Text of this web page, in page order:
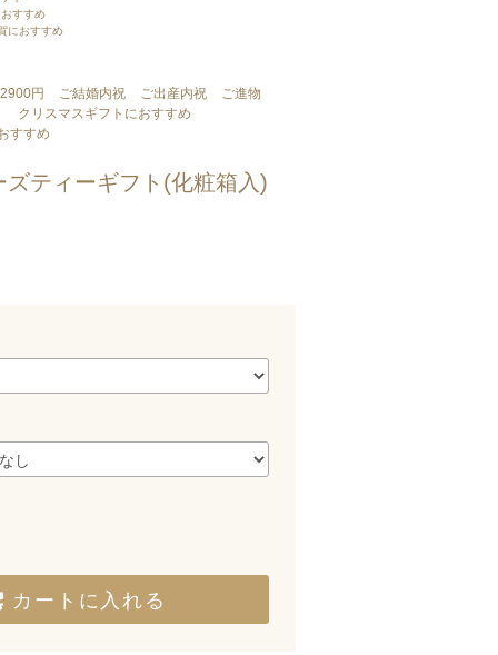
すすめ
におすすめ
円 ご結婚内祝 ご出産内祝
ご進物
クリスマスギフトにおすすめ
すすめ
ズティーギフト(化粧箱入)
カートに入れる